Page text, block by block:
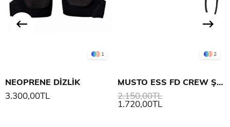
1
NEOPRENE DİZLİK
3.300,00TL
2
MUSTO ESS FD CREW ŞAPKA
1.720,00TL
2.150,00TL